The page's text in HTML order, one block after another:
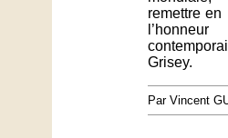
remettre en
Grisey.
Par Vincent